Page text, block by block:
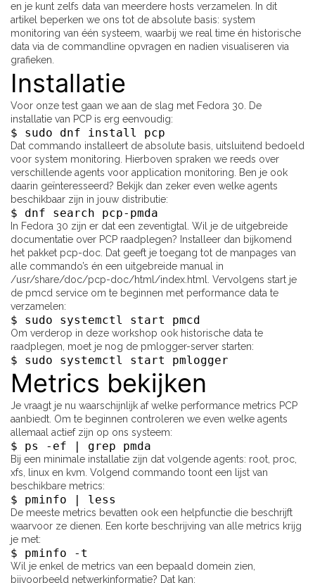
en je kunt zelfs data van meerdere hosts verzamelen. In dit
artikel beperken we ons tot de absolute basis: system
monitoring van één systeem, waarbij we real time én historische
data via de commandline opvragen en nadien visualiseren via
grafieken.
Installatie
Voor onze test gaan we aan de slag met Fedora 30. De
installatie van PCP is erg eenvoudig:
$ sudo dnf install pcp
Dat commando installeert de absolute basis, uitsluitend bedoeld
voor system monitoring. Hierboven spraken we reeds over
verschillende agents voor application monitoring. Ben je ook
daarin geïnteresseerd? Bekijk dan zeker even welke agents
beschikbaar zijn in jouw distributie:
$ dnf search pcp-pmda
In Fedora 30 zijn er dat een zeventigtal. Wil je de uitgebreide
documentatie over PCP raadplegen? Installeer dan bijkomend
het pakket pcp-doc. Dat geeft je toegang tot de manpages van
alle commando’s én een uitgebreide manual in
/usr/share/doc/pcp-doc/html/index.html. Vervolgens start je
de pmcd service om te beginnen met performance data te
verzamelen:
$ sudo systemctl start pmcd
Om verderop in deze workshop ook historische data te
raadplegen, moet je nog de pmlogger-server starten:
$ sudo systemctl start pmlogger
Metrics bekijken
Je vraagt je nu waarschijnlijk af welke performance metrics PCP
aanbiedt. Om te beginnen controleren we even welke agents
allemaal actief zijn op ons systeem:
$ ps -ef | grep pmda
Bij een minimale installatie zijn dat volgende agents: root, proc,
xfs, linux en kvm. Volgend commando toont een lijst van
beschikbare metrics:
$ pminfo | less
De meeste metrics bevatten ook een helpfunctie die beschrijft
waarvoor ze dienen. Een korte beschrijving van alle metrics krijg
je met:
$ pminfo -t
Wil je enkel de metrics van een bepaald domein zien,
bijvoorbeeld netwerkinformatie? Dat kan: